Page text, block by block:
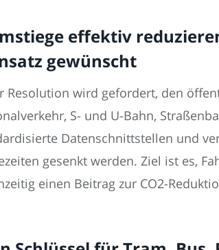
effektiv
gewünscht
Resolution wird gefordert, den
S- und U-Bahn,
Datenschnittstellen und
gesenkt werden. Ziel ist es,
einen Beitrag zur CO2-